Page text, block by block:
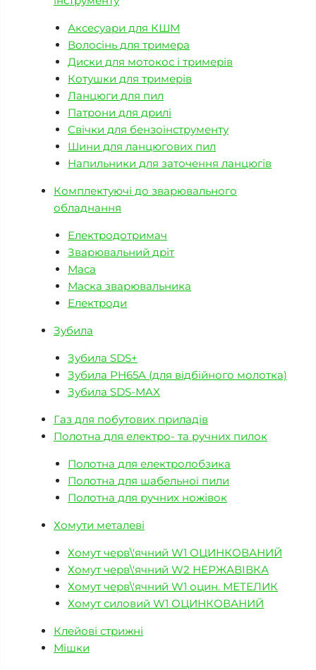
Аксесуари для КШМ
Волосінь для тримера
Диски для мотокос і тримерів
Котушки для тримерів
Ланцюги для пил
Патрони для дрилі
Свічки для бензоінструменту
Шини для ланцюгових пил
Напильники для заточення ланцюгів
Комплектуючі до зварювального
обладнання
Електродотримач
Зварювальний дріт
Маса
Маска зварювальника
Електроди
Зубила
Зубила SDS+
Зубила PH65A (для відбійного молотка)
Зубила SDS-MAX
Газ для побутових приладів
Полотна для електро- та ручних пилок
Полотна для електролобзика
Полотна для шабельної пили
Полотна для ручних ножівок
Хомути металеві
Хомут черв\'ячний W1 ОЦИНКОВАНИЙ
Хомут черв\'ячний W2 НЕРЖАВІВКА
Хомут черв\'ячний W1 оцин. МЕТЕЛИК
Хомут силовий W1 ОЦИНКОВАНИЙ
Клейові стрижні
Мішки